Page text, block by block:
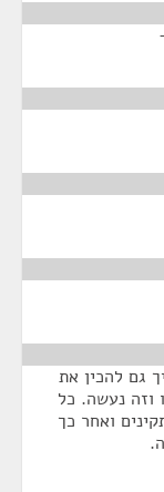
גם להכין את
וזה נעשה. כל
ואחר כך